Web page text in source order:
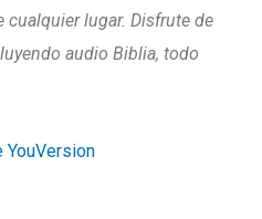
cualquier lugar. Disfrute de
audio Biblia, todo
YouVersion